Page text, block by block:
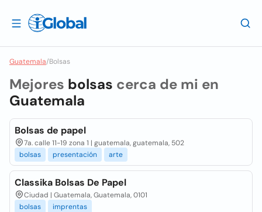
Guatemala/Bolsas
Mejores bolsas cerca de mi en
Guatemala
Bolsas de papel
7a. calle 11-19 zona 1 | guatemala, guatemala, 502
bolsas
presentación arte
Classika Bolsas De Papel
Ciudad | Guatemala, Guatemala, 0101
bolsas
imprentas